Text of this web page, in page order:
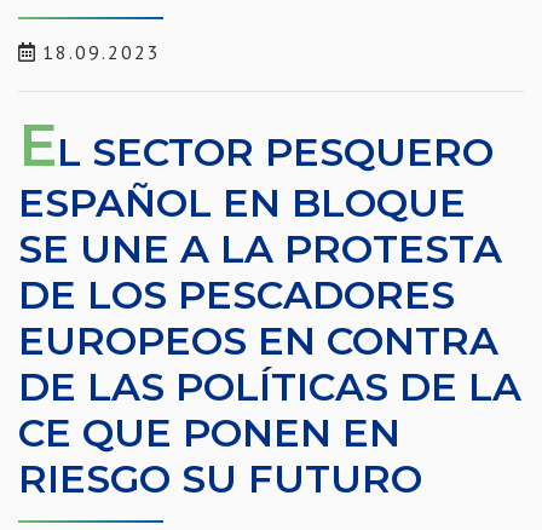
18.09.2023
EL SECTOR PESQUERO
ESPAÑOL EN BLOQUE
SE UNE A LA PROTESTA
DE LOS PESCADORES
EUROPEOS EN CONTRA
DE LAS POLÍTICAS DE LA
CE QUE PONEN EN
RIESGO SU FUTURO